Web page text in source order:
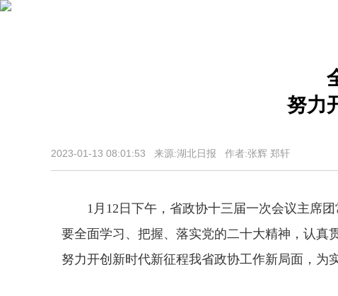
努力
2023-01-13 08:01:53 来源:湖北日报 作者:张辉 郑轩
1月12日下午，省政协十三届一次会议主席
要全面学习、把握、落实党的二十大精神，认真
努力开创新时代新征程我省政协工作新局面，为